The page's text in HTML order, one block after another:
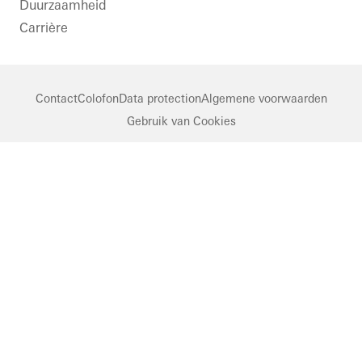
Duurzaamheid
Carrière
ContactColofonData protectionAlgemene voorwaarden
Gebruik van Cookies